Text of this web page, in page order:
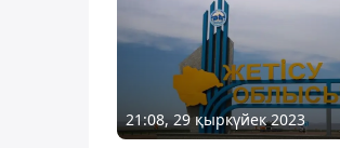
21:08, 29 қыркүйек 2023